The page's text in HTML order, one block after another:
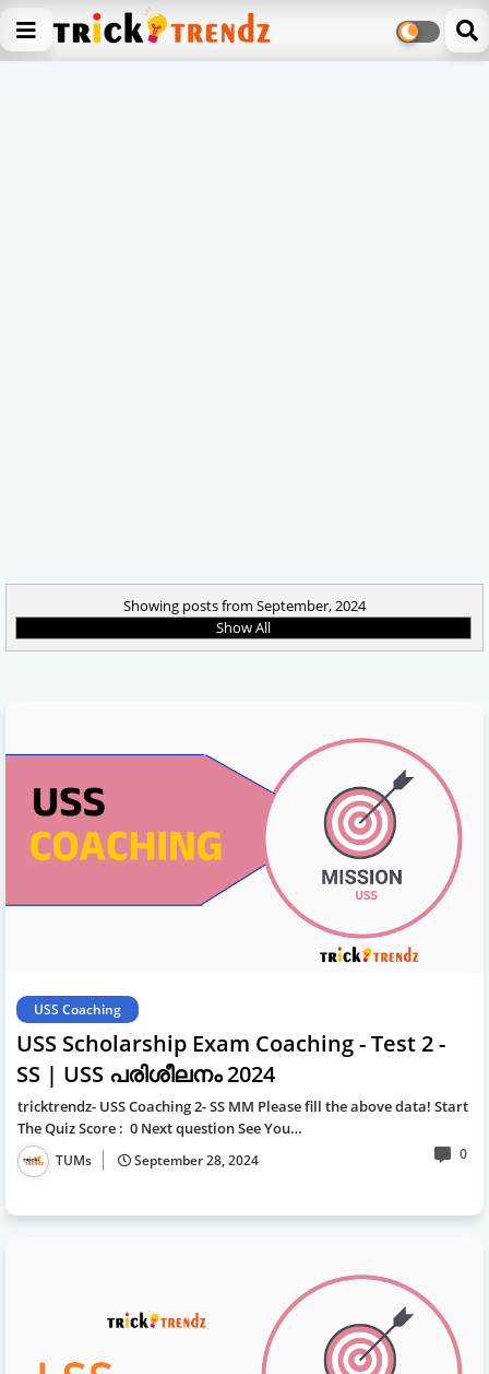
Showing posts from September, 2024
Show All
USS Coaching
USS Scholarship Exam Coaching - Test 2 -
SS | USS പരിശീലനം 2024
tricktrendz- USS Coaching 2- SS MM Please fill the above data! Start
The Quiz Score : 0 Next question See You…
TUMs September 28, 2024 0